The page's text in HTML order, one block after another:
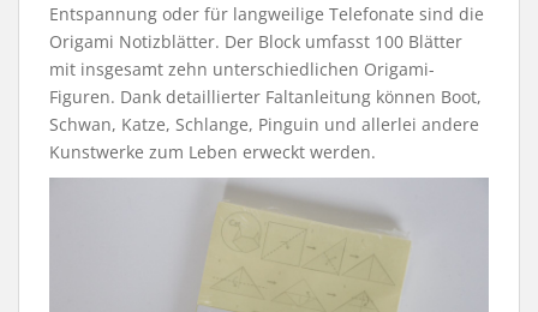
Entspannung oder für langweilige Telefonate sind die
Origami Notizblätter. Der Block umfasst 100 Blätter
mit insgesamt zehn unterschiedlichen Origami-
Figuren. Dank detaillierter Faltanleitung können Boot,
Schwan, Katze, Schlange, Pinguin und allerlei andere
Kunstwerke zum Leben erweckt werden.